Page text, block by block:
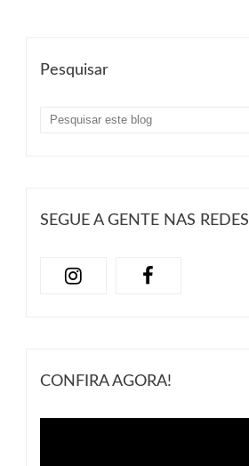
Pesquisar
SEGUE A GENTE NAS REDES
CONFIRA AGORA!